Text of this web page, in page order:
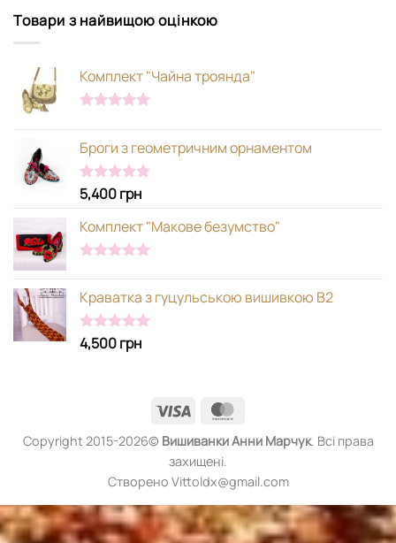
Товари з найвищою оцінкою
Комплект "Чайна троянда"
Броги з геометричним орнаментом
Оцінено в
з 5
5,400грн
Комплект "Макове безумство"
Краватка з гуцульською вишивкою В2
Оцінено в
з 5
4,500грн
Visa
Copyright 2015-2026© ВишиванкиАнни Марчук. Всі права
захищені.
Створено Vittoldx@gmail.com